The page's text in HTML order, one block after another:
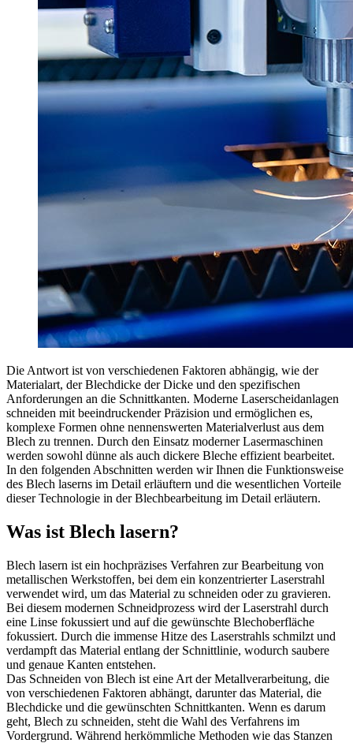
Die Antwort ist von verschiedenen Faktoren abhängig, wie der
Materialart, der Blechdicke der Dicke und den spezifischen
Anforderungen an die Schnittkanten. Moderne Laserscheidanlagen
schneiden mit beeindruckender Präzision und ermöglichen es,
komplexe Formen ohne nennenswerten Materialverlust aus dem
Blech zu trennen. Durch den Einsatz moderner Lasermaschinen
werden sowohl dünne als auch dickere Bleche effizient bearbeitet.
In den folgenden Abschnitten werden wir Ihnen die Funktionsweise
des Blech laserns im Detail erläuftern und die wesentlichen Vorteile
dieser Technologie in der Blechbearbeitung im Detail erläutern.
Was ist Blech lasern?
Blech lasern ist ein hochpräzises Verfahren zur Bearbeitung von
metallischen Werkstoffen, bei dem ein konzentrierter Laserstrahl
verwendet wird, um das Material zu schneiden oder zu gravieren.
Bei diesem modernen Schneidprozess wird der Laserstrahl durch
eine Linse fokussiert und auf die gewünschte Blechoberfläche
fokussiert. Durch die immense Hitze des Laserstrahls schmilzt und
verdampft das Material entlang der Schnittlinie, wodurch saubere
und genaue Kanten entstehen.
Das Schneiden von Blech ist eine Art der Metallverarbeitung, die
von verschiedenen Faktoren abhängt, darunter das Material, die
Blechdicke und die gewünschten Schnittkanten. Wenn es darum
geht, Blech zu schneiden, steht die Wahl des Verfahrens im
Vordergrund. Während herkömmliche Methoden wie das Stanzen